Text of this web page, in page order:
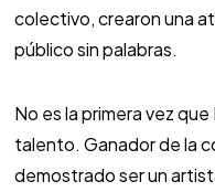
colectivo, crearon una
público sin palabras.
No es la primera vez
talento. Ganador de la
demostrado ser un